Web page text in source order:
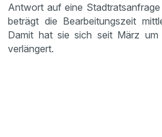
Antwort auf eine Stadtratsanfrage
beträgt die Bearbeitungszeit
Damit hat sie sich seit März
verlängert.